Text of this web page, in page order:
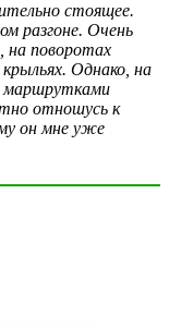
стоящее.
разгоне. Очень
на поворотах
Однако, на
маршрутками
отношусь к
он мне уже